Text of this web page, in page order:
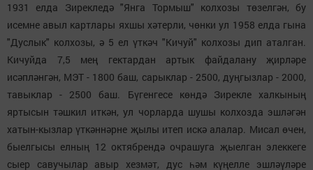
1931 елда Зирекледә "Янга Тормыш" колхозы төзелгән, бу
исемне авыл картлары яхшы хәтерли, чөнки ул 1958 елда гына
"Дуслык" колхозы, ә 5 ел үткәч "Кичуй" колхозы дип аталган.
Кичуйда 7,5 мең гектардан артык файдалану җирләре
исәпләнгән, МЭТ - 1800 баш, сарыклар - 2500, дуңгызлар - 2000,
тавыклар - 2500 баш. Бүгенгесе көндә Зирекле халкының
яртысын тәшкил иткән, ул чорларда шушы колхозда эшләгән
хатын-кызлар үткәннәрне җылы итеп искә алалар. Мисал өчен,
быелгысы елның 12 октябрендә очрашуга җыелган элеккеге
сыер савучылар авыр хезмәт, дус һәм күңелле эшләүләре